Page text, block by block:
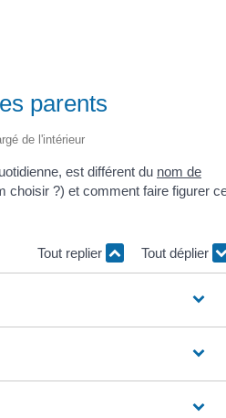
parents
de l'intérieur
est différent du nom de
choisir ?) et comment faire figurer
Tout replier Tout déplier